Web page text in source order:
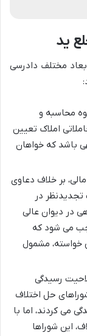
ید
مختلف دادرسی
محاسبه و
املاک تعیین
باشد که خواهان
بر خلاف دعاوی
در
در دیوان عالی
می شود که
خواسته، مشمول
رسیدگی
حل اختلاف
می کردند، اما با
این شوراها